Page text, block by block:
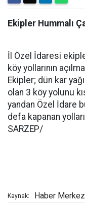
Ekipler Hummalı
İl Özel İdaresi
köy yollarının
Ekipler; dün kar
olan 3 köy yolunu
yandan Özel İdare
defa kapanan
SARZEP/
Kaynak: Haber